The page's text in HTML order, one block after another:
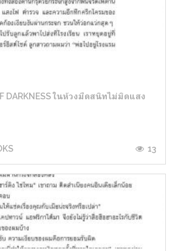
DARKNESS ในห้วงมืดสนิทไม่มิดแสง
13